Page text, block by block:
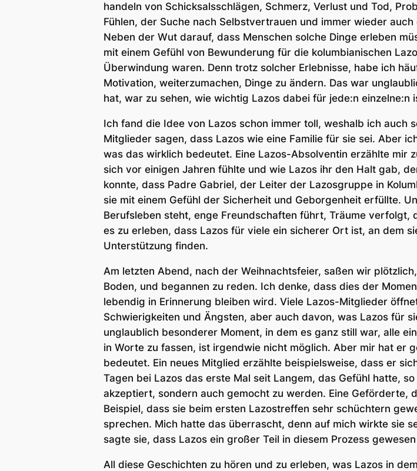
handeln von Schicksalsschlägen, Schmerz, Verlust und Tod,
Fühlen, der Suche nach Selbstvertrauen und immer wieder
Neben der Wut darauf, dass Menschen solche Dinge erleben
mit einem Gefühl von Bewunderung für die kolumbianischen
Überwindung waren. Denn trotz solcher Erlebnisse, habe ich
Motivation, weiterzumachen, Dinge zu ändern. Das war
hat, war zu sehen, wie wichtig Lazos dabei für jede:n einzelne:n
Ich fand die Idee von Lazos schon immer toll, weshalb ich auch
Mitglieder sagen, dass Lazos wie eine Familie für sie sei. Aber
was das wirklich bedeutet. Eine Lazos-Absolventin erzählte mir
sich vor einigen Jahren fühlte und wie Lazos ihr den Halt gab,
konnte, dass Padre Gabriel, der Leiter der Lazosgruppe in
sie mit einem Gefühl der Sicherheit und Geborgenheit erfüllte.
Berufsleben steht, enge Freundschaften führt, Träume
es zu erleben, dass Lazos für viele ein sicherer Ort ist, an dem
Unterstützung finden.
Am letzten Abend, nach der Weihnachtsfeier, saßen wir
Boden, und begannen zu reden. Ich denke, dass dies der
lebendig in Erinnerung bleiben wird. Viele Lazos-Mitglieder
Schwierigkeiten und Ängsten, aber auch davon, was Lazos für
unglaublich besonderer Moment, in dem es ganz still war, alle
in Worte zu fassen, ist irgendwie nicht möglich. Aber mir hat er
bedeutet. Ein neues Mitglied erzählte beispielsweise, dass er
Tagen bei Lazos das erste Mal seit Langem, das Gefühl hatte,
akzeptiert, sondern auch gemocht zu werden. Eine Geförderte,
Beispiel, dass sie beim ersten Lazostreffen sehr schüchtern
sprechen. Mich hatte das überrascht, denn auf mich wirkte sie
sagte sie, dass Lazos ein großer Teil in diesem Prozess
All diese Geschichten zu hören und zu erleben, was Lazos in